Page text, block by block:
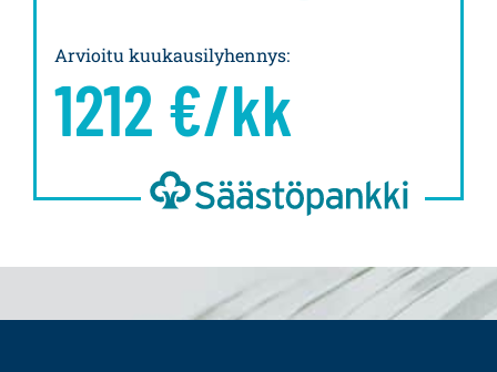
Arvioitu kuukausilyhennys:
1212 €/kk